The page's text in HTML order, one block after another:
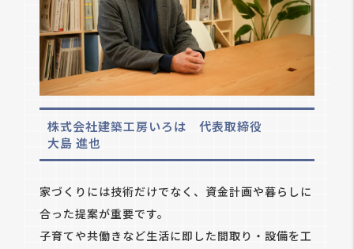
株式会社建築工房いろは 代表取締役
大島 進也
家づくりには技術だけでなく、資金計画や暮らしに
合った提案が重要です。
子育てや共働きなど生活に即した間取り・設備を工